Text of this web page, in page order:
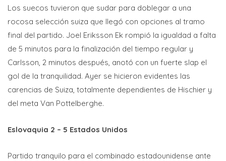
Los suecos tuvieron que sudar para doblegar a una
rocosa selección suiza que llegó con opciones al tramo
final del partido. Joel Eriksson Ek rompió la igualdad a falta
de 5 minutos para la finalización del tiempo regular y
Carlsson, 2 minutos después, anotó con un fuerte slap el
gol de la tranquilidad. Ayer se hicieron evidentes las
carencias de Suiza, totalmente dependientes de Hischier y
del meta Van Pottelberghe.
Eslovaquia 2 – 5 Estados Unidos
Partido tranquilo para el combinado estadounidense ante